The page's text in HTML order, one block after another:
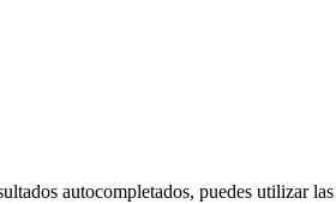
autocompletados, puedes utilizar